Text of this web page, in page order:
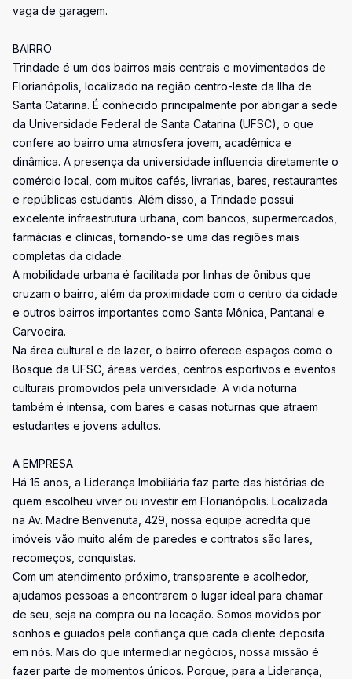
vaga de garagem.
BAIRRO
Trindade é um dos bairros mais centrais e movimentados de
Florianópolis, localizado na região centro-leste da Ilha de
Santa Catarina. É conhecido principalmente por abrigar a sede
da Universidade Federal de Santa Catarina (UFSC), o que
confere ao bairro uma atmosfera jovem, acadêmica e
dinâmica. A presença da universidade influencia diretamente o
comércio local, com muitos cafés, livrarias, bares, restaurantes
e repúblicas estudantis. Além disso, a Trindade possui
excelente infraestrutura urbana, com bancos, supermercados,
farmácias e clínicas, tornando-se uma das regiões mais
completas da cidade.
A mobilidade urbana é facilitada por linhas de ônibus que
cruzam o bairro, além da proximidade com o centro da cidade
e outros bairros importantes como Santa Mônica, Pantanal e
Carvoeira.
Na área cultural e de lazer, o bairro oferece espaços como o
Bosque da UFSC, áreas verdes, centros esportivos e eventos
culturais promovidos pela universidade. A vida noturna
também é intensa, com bares e casas noturnas que atraem
estudantes e jovens adultos.
A EMPRESA
Há 15 anos, a Liderança Imobiliária faz parte das histórias de
quem escolheu viver ou investir em Florianópolis. Localizada
na Av. Madre Benvenuta, 429, nossa equipe acredita que
imóveis vão muito além de paredes e contratos são lares,
recomeços, conquistas.
Com um atendimento próximo, transparente e acolhedor,
ajudamos pessoas a encontrarem o lugar ideal para chamar
de seu, seja na compra ou na locação. Somos movidos por
sonhos e guiados pela confiança que cada cliente deposita
em nós. Mais do que intermediar negócios, nossa missão é
fazer parte de momentos únicos. Porque, para a Liderança,